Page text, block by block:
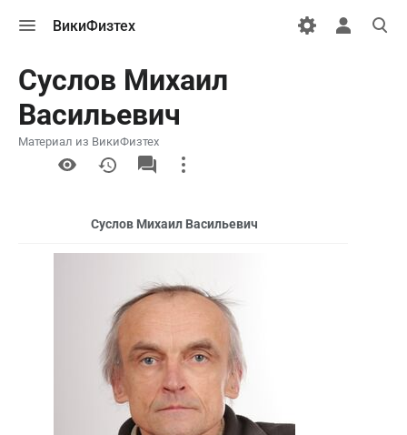
меню
ВикиФизтех
Открыть
поиск
Суслов Михаил
Васильевич
Материал из ВикиФизтех
More
actions
Суслов Михаил Васильевич